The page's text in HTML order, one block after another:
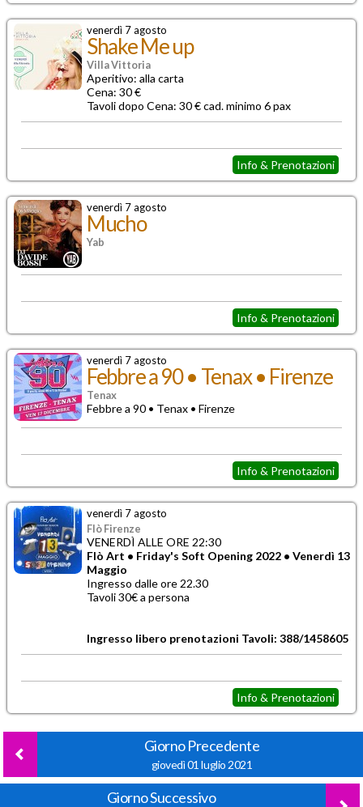
venerdì 7 agosto
Shake Me up
Villa Vittoria
Aperitivo: alla carta
Cena: 30 €
Tavoli dopo Cena: 30 € cad. minimo 6 pax
Info & Prenotazioni
venerdì 7 agosto
Mucho
Yab
Info & Prenotazioni
venerdì 7 agosto
Febbre a 90 • Tenax • Firenze
Tenax
Febbre a 90 • Tenax • Firenze
Info & Prenotazioni
venerdì 7 agosto
Flò Firenze
VENERDÌ ALLE ORE 22:30
Flò Art • Friday's Soft Opening 2022 • Venerdì 13
Maggio
Ingresso dalle ore 22.30
Tavoli 30€ a persona
Ingresso libero prenotazioni Tavoli: 388/1458605
Info & Prenotazioni
Giorno Precedente
giovedì 01 luglio 2021
Giorno Successivo